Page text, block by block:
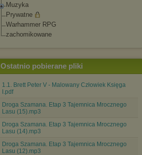
Muzyka
Prywatne
Warhammer RPG
zachomikowane
Ostatnio pobierane pliki
1.1. Brett Peter V - Malowany Człowiek Księga
I.pdf
Droga Szamana. Etap 3 Tajemnica Mrocznego
Lasu (15).mp3
Droga Szamana. Etap 3 Tajemnica Mrocznego
Lasu (14).mp3
Droga Szamana. Etap 3 Tajemnica Mrocznego
Lasu (12).mp3